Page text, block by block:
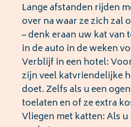
Lange afstanden rijden
over na waar ze zich zal
– denk eraan uw kat
in de auto in de weken
Verblijf in een hotel:
zijn veel katvriendelijke
doet. Zelfs als u een
toelaten en of ze extra
Vliegen met katten: Als